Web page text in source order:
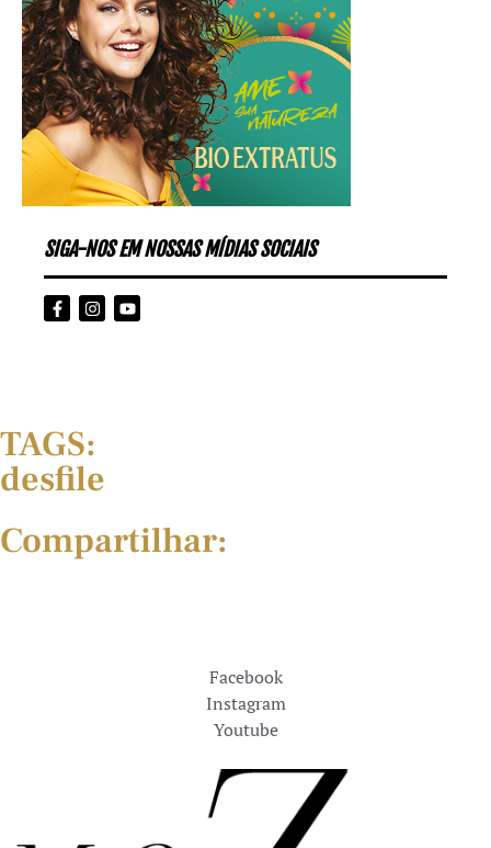
SIGA-NOS EM NOSSAS MÍDIAS SOCIAIS
TAGS:
desfile
Compartilhar:
Facebook
Instagram
Youtube